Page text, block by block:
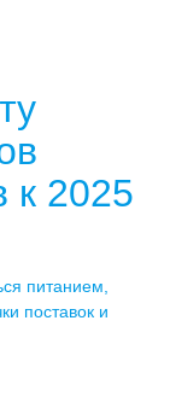
к 2025
питанием,
поставок и